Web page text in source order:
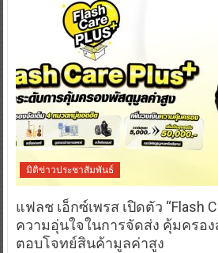
มิติข่าวประชาสัมพันธ์
แฟลช เอ็กซ์เพรส เปิดตัว “Flash
ความอุ่นใจในการจัดส่ง คุ้มครอง
ตอบโจทย์สินค้ามูลค่าสูง